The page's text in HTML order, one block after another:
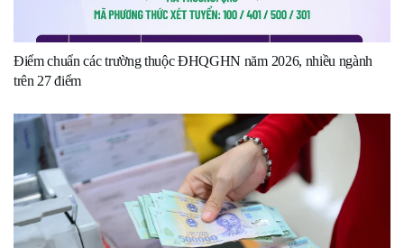
Điểm chuẩn các trường thuộc ĐHQGHN năm 2026, nhiều ngành
trên 27 điểm